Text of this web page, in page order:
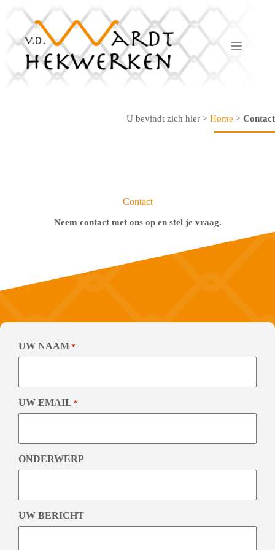
inhoud
U bevindt zich hier > Home > Contact
Contact
Neem contact met ons op en stel je vraag.
UW NAAM *
UW EMAIL *
ONDERWERP
UW BERICHT